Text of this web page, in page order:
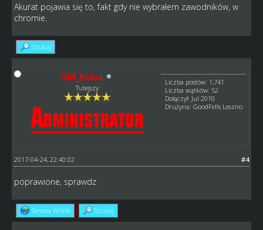
Akurat pojawia się to, fakt gdy nie wybrałem zawodników, w
chromie.
Szukaj
GM_Kuba
Tutejszy
Liczba postów: 1,741
Liczba wątków: 52
Dołączył: Jul 2010
Drużyna: GoodFells Leszno
#4
2017-04-24, 22:40:02
poprawione, sprawdz
Strona WWW Szukaj